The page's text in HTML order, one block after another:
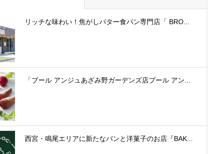
リッチな味わい！焦がしバター食パン専門店「 BRO...
「ブール アンジュあざみ野ガーデンズ店ブール アン...
西宮・鳴尾エリアに新たなパンと洋菓子のお店『BAK...